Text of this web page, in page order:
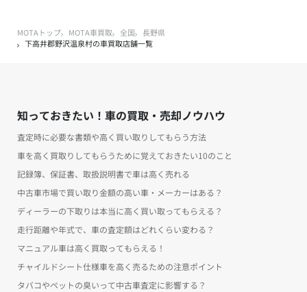
MOTAトップ MOTA車買取 全国
長野県
下高井郡野沢温泉村の車買取店舗一覧
知っておきたい！車の買取・売却ノウハウ
査定時に必要な書類や高く買い取りしてもらう方法
車を高く買取りしてもらうために覚えておきたい10のこと
記録簿、保証書、取扱説明書で車は高く売れる
中古車市場で買い取り金額の高い車・メーカーはある？
ディーラーの下取りは本当に高く買い取ってもらえる？
走行距離や年式で、車の査定額はどれくらい変わる？
マニュアル車は高く買取ってもらえる！
チャイルドシート仕様車を高く売るための注意ポイント
タバコやペットの臭いって中古車査定に影響する？